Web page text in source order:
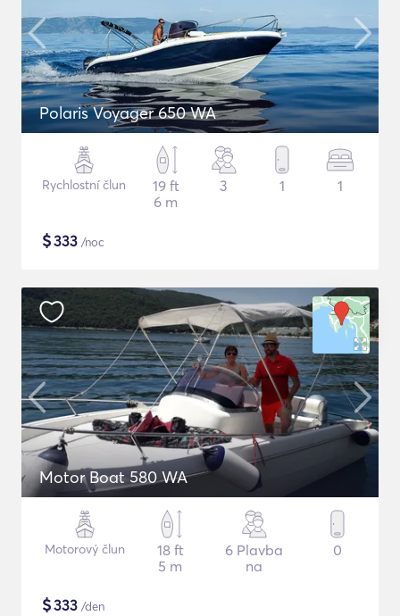
Polaris Voyager 650 WA
Rychlostní člun
19 ft
6 m
3 1 1
$333 /noc
Motor Boat 580 WA
Motorový člun
18 ft
5 m
6 Plavba
na
0
$333 /den